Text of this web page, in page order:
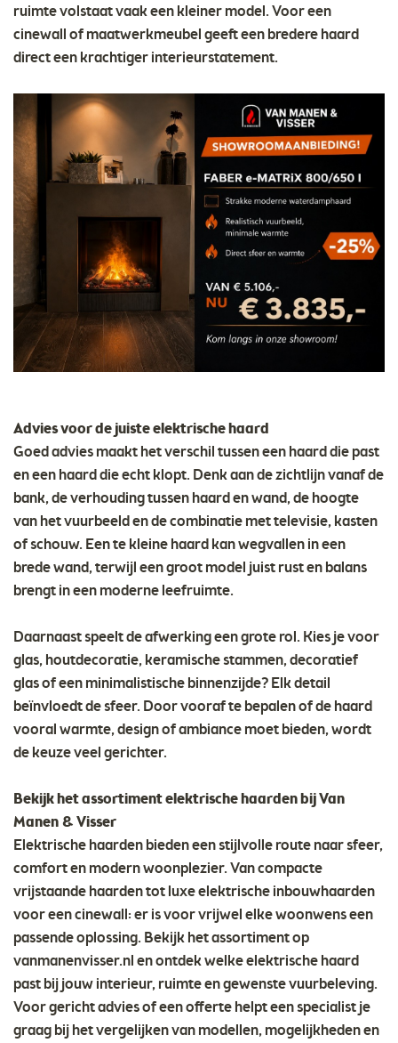
ruimte volstaat vaak een kleiner model. Voor een
cinewall of maatwerkmeubel geeft een bredere haard
direct een krachtiger interieurstatement.
Advies voor de juiste elektrische haard
Goed advies maakt het verschil tussen een haard die past
en een haard die echt klopt. Denk aan de zichtlijn vanaf de
bank, de verhouding tussen haard en wand, de hoogte
van het vuurbeeld en de combinatie met televisie, kasten
of schouw. Een te kleine haard kan wegvallen in een
brede wand, terwijl een groot model juist rust en balans
brengt in een moderne leefruimte.
Daarnaast speelt de afwerking een grote rol. Kies je voor
glas, houtdecoratie, keramische stammen, decoratief
glas of een minimalistische binnenzijde? Elk detail
beïnvloedt de sfeer. Door vooraf te bepalen of de haard
vooral warmte, design of ambiance moet bieden, wordt
de keuze veel gerichter.
Bekijk het assortiment elektrische haarden bij Van
Manen & Visser
Elektrische haarden bieden een stijlvolle route naar sfeer,
comfort en modern woonplezier. Van compacte
vrijstaande haarden tot luxe elektrische inbouwhaarden
voor een cinewall: er is voor vrijwel elke woonwens een
passende oplossing. Bekijk het assortiment op
vanmanenvisser.nl en ontdek welke elektrische haard
past bij jouw interieur, ruimte en gewenste vuurbeleving.
Voor gericht advies of een offerte helpt een specialist je
graag bij het vergelijken van modellen, mogelijkheden en